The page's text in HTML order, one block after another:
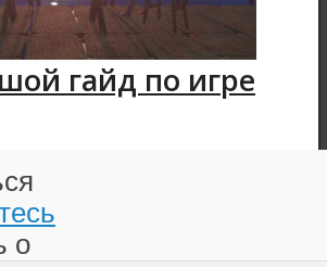
гайд по игре
о